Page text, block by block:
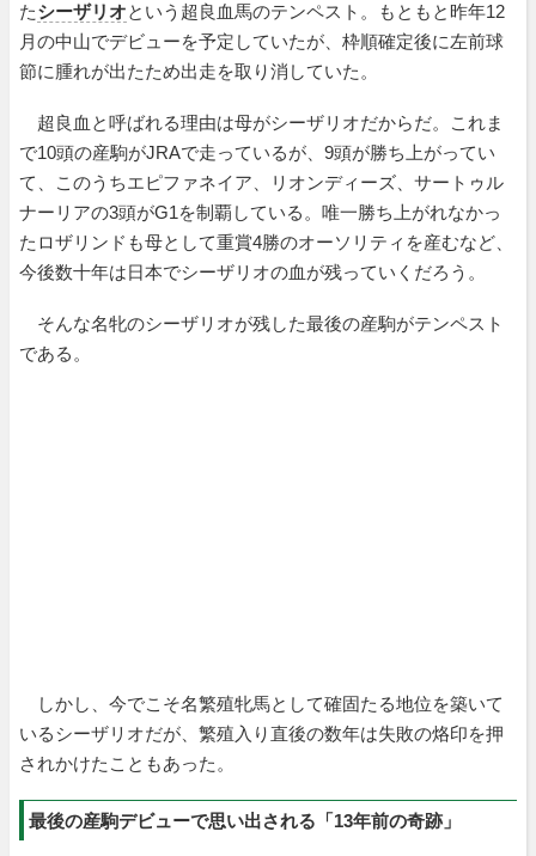
たシーザリオという超良血馬のテンペスト。もともと昨年12
月の中山でデビューを予定していたが、枠順確定後に左前球
節に腫れが出たため出走を取り消していた。
超良血と呼ばれる理由は母がシーザリオだからだ。これま
で10頭の産駒がJRAで走っているが、9頭が勝ち上がってい
て、このうちエピファネイア、リオンディーズ、サートゥル
ナーリアの3頭がG1を制覇している。唯一勝ち上がれなかっ
たロザリンドも母として重賞4勝のオーソリティを産むなど、
今後数十年は日本でシーザリオの血が残っていくだろう。
そんな名牝のシーザリオが残した最後の産駒がテンペスト
である。
しかし、今でこそ名繁殖牝馬として確固たる地位を築いて
いるシーザリオだが、繁殖入り直後の数年は失敗の烙印を押
されかけたこともあった。
最後の産駒デビューで思い出される「13年前の奇跡」